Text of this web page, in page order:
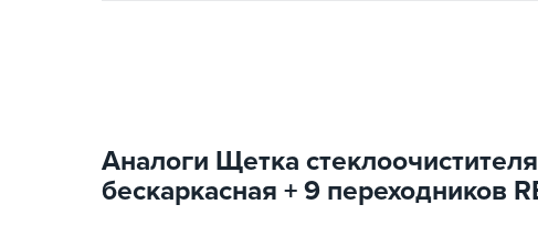
Аналоги Щетка
бескаркасная + 9 переходников